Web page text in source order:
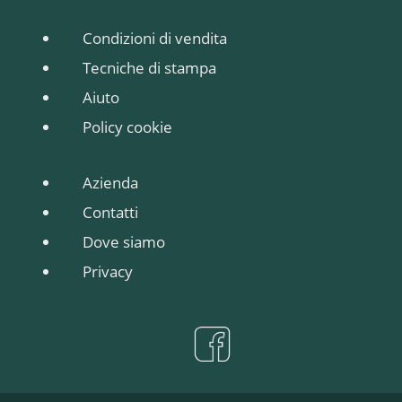
100% poliestere
CoolDry, Fascetta
elastica, modello
Uomo, Sport, Colletto
alla coreana.
Condizioni di vendita
Tecniche di stampa
Aiuto
Policy cookie
Azienda
Contatti
Dove siamo
Privacy